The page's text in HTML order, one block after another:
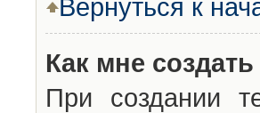
Вернуться к
Как мне
При создании